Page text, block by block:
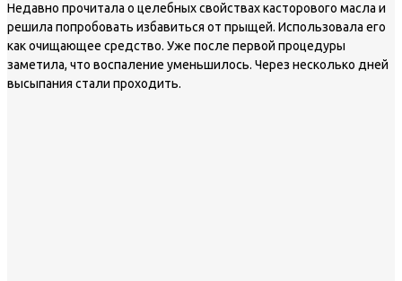
Недавно прочитала о целебных свойствах касторового масла и
решила попробовать избавиться от прыщей. Использовала его
как очищающее средство. Уже после первой процедуры
заметила, что воспаление уменьшилось. Через несколько дней
высыпания стали проходить.